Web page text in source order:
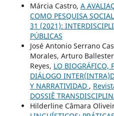
Márcia Castro, A
COMO PESQUISA SOCIAL
31 (2021):
PÚBLICAS
José Antonio Serrano
Morales, Arturo
Reyes, LO BIOGRÁFICO,
DIÁLOGO
Y NARRATIVIDAD ,
DOSSIÊ
Hilderline Câmara